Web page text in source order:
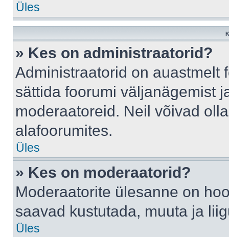
Üles
» Kes on administraatorid?
Administraatorid on auastmelt
sättida foorumi väljanägemist
moderaatoreid. Neil võivad
alafoorumites.
Üles
» Kes on moderaatorid?
Moderaatorite ülesanne on
saavad kustutada, muuta ja
Üles